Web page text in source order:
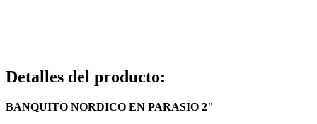
Detalles del producto:
BANQUITO NORDICO EN PARASIO 2"